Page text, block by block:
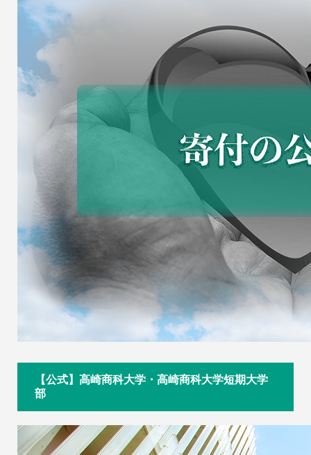
【公式】高崎商科大学・高崎商科大学短期大学
部